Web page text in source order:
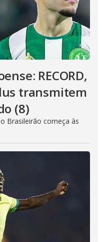
RECORD,
transmitem
(8)
Brasileirão começa às